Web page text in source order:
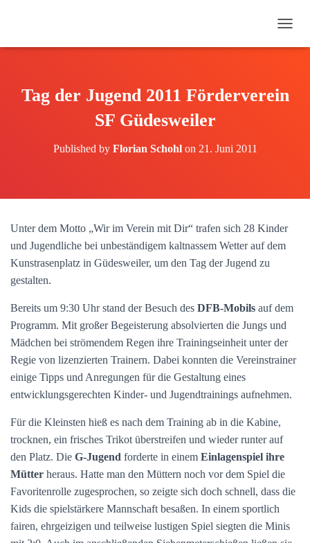
A
A
A
L
Tag der Jugend 2011 Förderverein
SF Güdesweiler
Published by Florian Schohlon 21. Juni 2011
Unter dem Motto „Wir im Verein mit Dir“ trafen sich 28 Kinder
und Jugendliche bei unbeständigem kaltnassem Wetter auf dem
Kunstrasenplatz in Güdesweiler, um den Tag der Jugend zu
gestalten.
Bereits um 9:30 Uhr stand der Besuch des DFB-Mobils auf dem
Programm. Mit großer Begeisterung absolvierten die Jungs und
Mädchen bei strömendem Regen ihre Trainingseinheit unter der
Regie von lizenzierten Trainern. Dabei konnten die Vereinstrainer
einige Tipps und Anregungen für die Gestaltung eines
entwicklungsgerechten Kinder- und Jugendtrainings aufnehmen.
Für die Kleinsten hieß es nach dem Training ab in die Kabine,
trocknen, ein frisches Trikot überstreifen und wieder runter auf
den Platz. Die G-Jugend forderte in einem Einlagenspiel ihre
Mütter heraus. Hatte man den Müttern noch vor dem Spiel die
Favoritenrolle zugesprochen, so zeigte sich doch schnell, dass die
Kids die spielstärkere Mannschaft besaßen. In einem sportlich
fairen, ehrgeizigen und teilweise lustigen Spiel siegten die Minis